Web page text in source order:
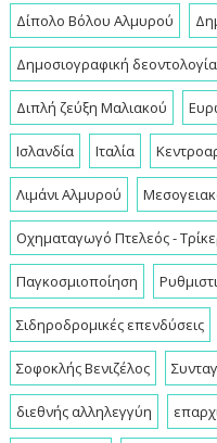
Δίπολο Βόλου Αλμυρού
Δημοσιογραφική δεοντολογία
Διπλή ζεύξη Μαλιακού
Ισλανδία Ιταλία
Λιμάνι Αλμυρού
Οχηματαγωγό Πτελεός -
Παγκοσμιοποίηση
Σιδηροδρομικές επενδύσεις
Σοφοκλής Βενιζέλος
διεθνής αλληλεγγύη